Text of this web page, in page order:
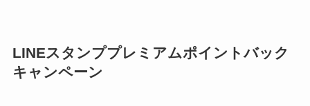
LINEスタンププレミアムポイントバック
キャンペーン